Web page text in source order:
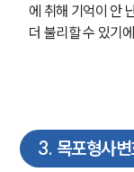
에 취해 기억이 안
더 불리할 수 있기
3. 목포형사